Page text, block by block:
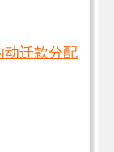
动迁款分配